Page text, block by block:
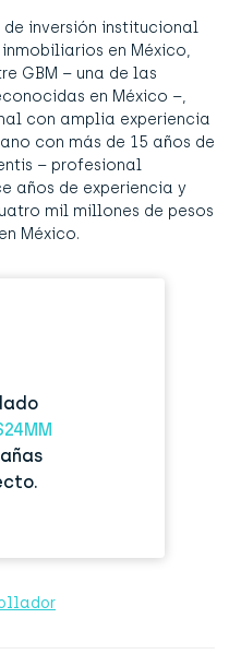
de inversión institucional
en México,
GBM – una de las
en México –,
con amplia experiencia
con más de 15 años de
– profesional
años de experiencia y
mil millones de pesos
México.